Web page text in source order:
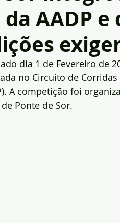
AADP
dia 1 de Fevereiro de
no Circuito de
A competição foi
Ponte de Sor.